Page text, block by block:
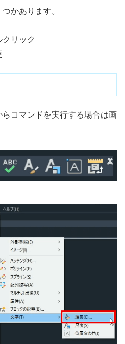
かあります。
クリック
コマンドを実行する場合は画